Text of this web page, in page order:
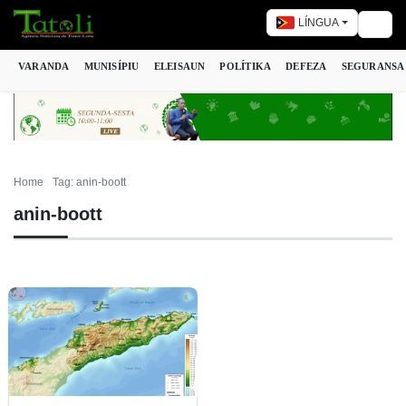
LÍNGUA
VARANDA MUNISÍPIU ELEISAUN POLÍTIKA DEFEZA SEGURANSA
Home Tag: anin-boott
anin-boott